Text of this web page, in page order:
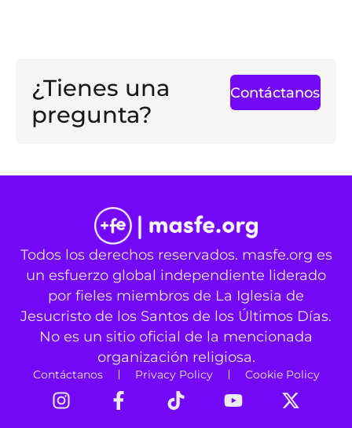
¿Tienes una
pregunta?
Contáctanos
Todos los derechos reservados. masfe.org es
un esfuerzo global independiente liderado
por fieles miembros de La Iglesia de
Jesucristo de los Santos de los Últimos Días.
No es un sitio oficial de la mencionada
organización religiosa.
Contáctanos Privacy Policy Cookie Policy